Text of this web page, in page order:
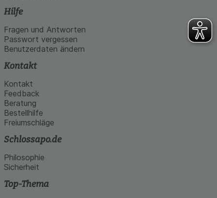
Hilfe
Fragen und Antworten
Passwort vergessen
Benutzerdaten ändern
Kontakt
Kontakt
Feedback
Beratung
Bestellhilfe
Freiumschläge
Schlossapo.de
Philosophie
Sicherheit
Top-Thema